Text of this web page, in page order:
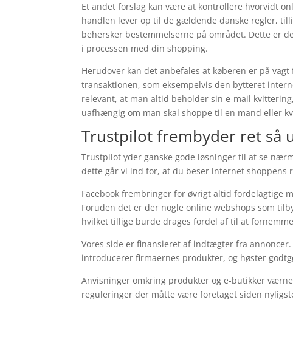
Et andet forslag kan være at kontrollere hvorvidt
handlen lever op til de gældende danske regler,
behersker bestemmelserne på området. Dette er
i processen med din shopping.
Herudover kan det anbefales at køberen er på
transaktionen, som eksempelvis den bytteret
relevant, at man altid beholder sin e-mail
uafhængig om man skal shoppe til en mand eller
Trustpilot frembyder ret så
Trustpilot yder ganske gode løsninger til at se
dette går vi ind for, at du beser internet shoppens
Facebook frembringer for øvrigt altid
Foruden det er der nogle online webshops som
hvilket tillige burde drages fordel af til at
Vores side er finansieret af indtægter fra
introducerer firmaernes produkter, og høster
Anvisninger omkring produkter og e-butikker
reguleringer der måtte være foretaget siden